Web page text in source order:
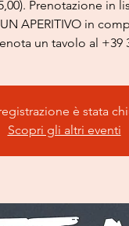
Prenotazione in
UN APERITIVO in
un tavolo al +39
è stata
Scopri gli altri eventi